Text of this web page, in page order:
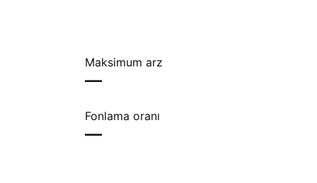
Maksimum arz
—
Fonlama oranı
—